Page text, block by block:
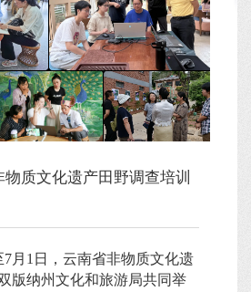
物质文化遗产田野调查培训
7月1日，云南省非物质文化遗
版纳州文化和旅游局共同举